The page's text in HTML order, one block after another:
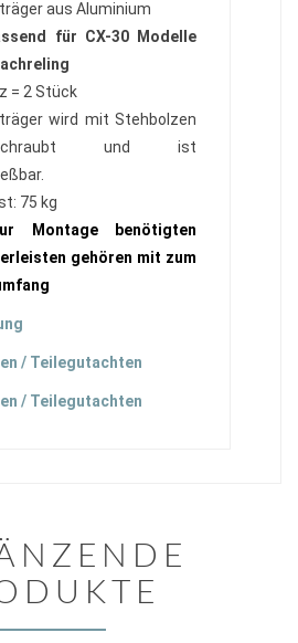
aus Aluminium
für CX-30 Modelle
= 2 Stück
wird mit Stehbolzen
und ist
75 kg
Montage benötigten
gehören mit zum
/ Teilegutachten
/ Teilegutachten